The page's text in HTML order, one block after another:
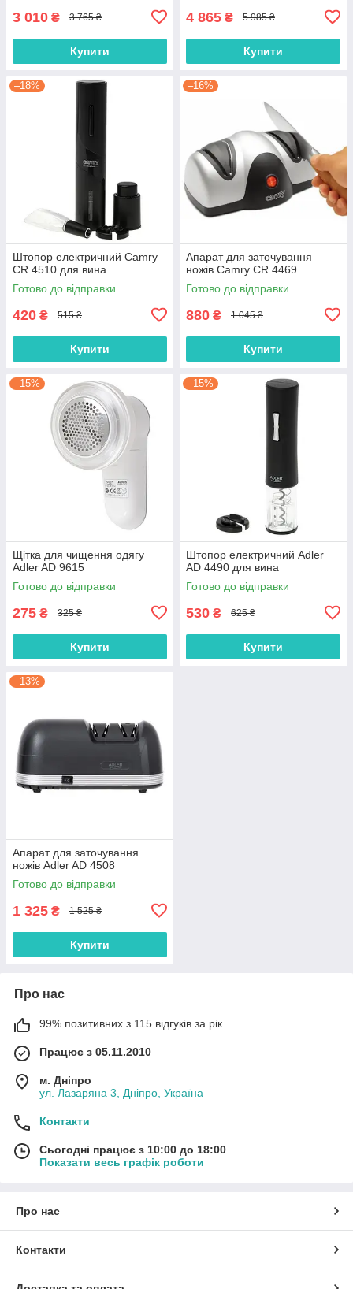
3 010 ₴ 3 765 ₴
Купити
4 865 ₴ 5 985 ₴
Купити
–18%
Штопор електричний Camry
CR 4510 для вина
Готово до відправки
420 ₴ 515 ₴
Купити
–16%
Апарат для заточування
ножів Camry CR 4469
Готово до відправки
880 ₴ 1 045 ₴
Купити
–15%
Щітка для чищення одягу
Adler AD 9615
Готово до відправки
275 ₴ 325 ₴
Купити
–15%
Штопор електричний Adler
AD 4490 для вина
Готово до відправки
530 ₴ 625 ₴
Купити
–13%
Апарат для заточування
ножів Adler AD 4508
Готово до відправки
1 325 ₴ 1 525 ₴
Купити
Про нас
99% позитивних з 115 відгуків за рік
Працює з 05.11.2010
м. Дніпро
ул. Лазаряна 3, Дніпро, Україна
Контакти
Сьогодні працює з 10:00 до 18:00
Показати весь графік роботи
Про нас
Контакти